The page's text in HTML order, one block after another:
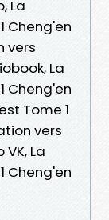
La
Cheng'en
vers
La
Cheng'en
Tome 1
vers
La
Cheng'en